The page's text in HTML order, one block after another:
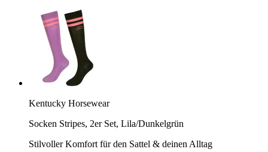
Kentucky Horsewear
Socken Stripes, 2er Set, Lila/Dunkelgrün
Stilvoller Komfort für den Sattel & deinen Alltag